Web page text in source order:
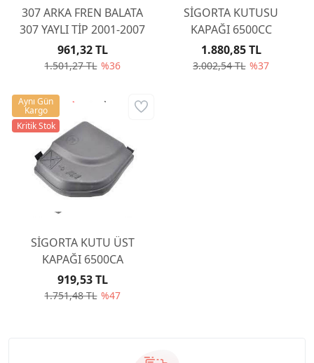
307 ARKA FREN BALATA
307 YAYLI TİP 2001-2007
1.501,27 TL %36
961,32 TL
SİGORTA KUTUSU
KAPAĞI 6500CC
3.002,54 TL %37
1.880,85 TL
SİGORTA KUTU ÜST
KAPAĞI 6500CA
1.751,48 TL %47
919,53 TL
Aynı Gün
Kargo
Kritik Stok